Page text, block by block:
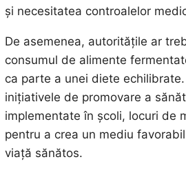
și necesitatea controalelor
De asemenea, autoritățile ar
consumul de alimente
ca parte a unei diete
inițiativele de promovare a
implementate în școli, locuri de
pentru a crea un mediu
viață sănătos.